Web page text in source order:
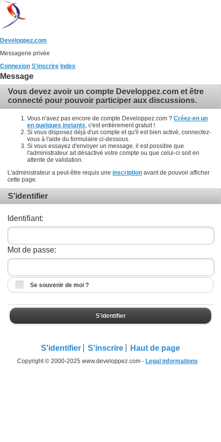
Developpez.com
Messagerie privée
Connexion S'inscrire Index
Message
Vous devez avoir un compte Developpez.com et être
connecté pour pouvoir participer aux discussions.
Vous n'avez pas encore de compte Developpez.com ? Créez-en un
en quelques instants , c'est entièrement gratuit !
Si vous disposez déjà d'un compte et qu'il est bien activé, connectez-
vous à l'aide du formulaire ci-dessous.
Si vous essayez d'envoyer un message, il est possible que
l'administrateur ait désactivé votre compte ou que celui-ci soit en
attente de validation.
L'administrateur a peut-être requis une inscription avant de pouvoir afficher
cette page.
S'identifier
Identifiant:
Mot de passe:
Se souvenir de moi ?
S'identifier
S'identifier S'inscrire Haut de page
Copyright © 2000-2025 www.developpez.com - Legal informations